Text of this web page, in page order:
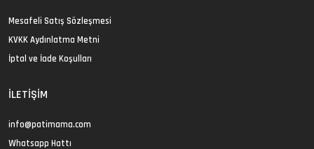
Mesafeli Satış Sözleşmesi
KVKK Aydınlatma Metni
İptal ve İade Koşulları
İLETIŞIM
info@patimama.com
Whatsapp Hattı